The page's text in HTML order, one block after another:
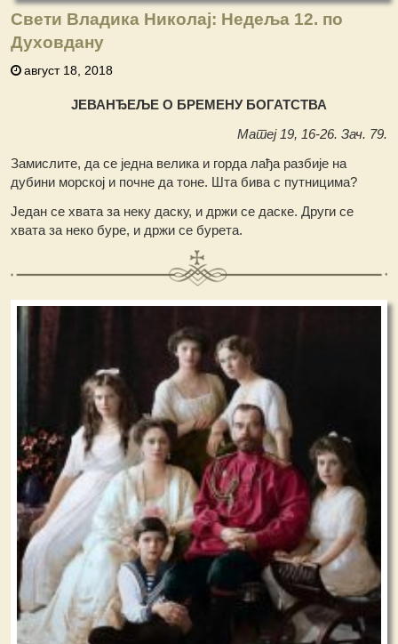
Свети Владика Николај: Недеља 12. по
Духовдану
август 18, 2018
ЈЕВАНЂЕЉЕ О БРЕМЕНУ БОГАТСТВА
Матеј 19, 16-26. Зач. 79.
Замислите, да се једна велика и горда лађа разбије на
дубини морској и почне да тоне. Шта бива с путницима?
Један се хвата за неку даску, и држи се даске. Други се
хвата за неко буре, и држи се бурета.